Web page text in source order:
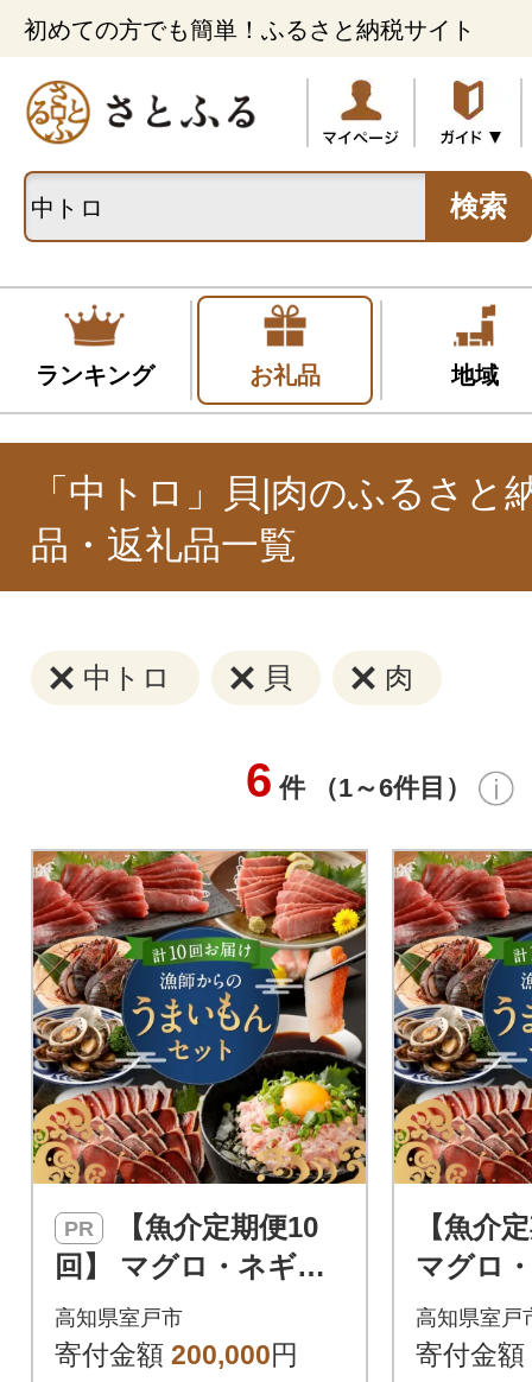
初めての方でも簡単！ふるさと納税サイト
検索
ランキング お礼品 地域
「中トロ」貝|肉のふるさと
品・返礼品一覧
中トロ 貝 肉
6 件 （1～6件目）
PR
回】 マグロ・ネギト
ロ・かつおのたた
き・魚介類加工品など
高知県室戸市
寄付金額 200,000円
【魚介
マグロ
かつお
介類加
高知県室戸
寄付金額